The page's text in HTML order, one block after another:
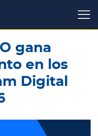
gana
en los
Digital